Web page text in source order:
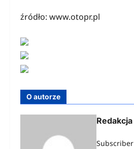
źródło: www.otopr.pl
O autorze
Redakcja
Subscriber